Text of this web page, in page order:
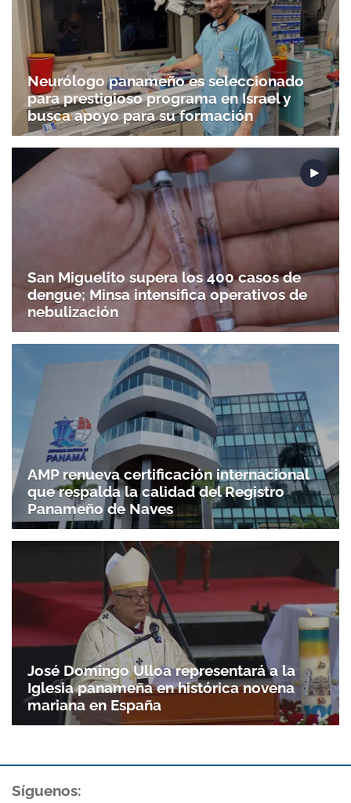
Neurólogo panameño es seleccionado
para prestigioso programa en Israel y
busca apoyo para su formación
San Miguelito supera los 400 casos de
dengue; Minsa intensifica operativos de
nebulización
AMP renueva certificación internacional
que respalda la calidad del Registro
Panameño de Naves
José Domingo Ulloa representará a la
Iglesia panameña en histórica novena
mariana en España
Síguenos: